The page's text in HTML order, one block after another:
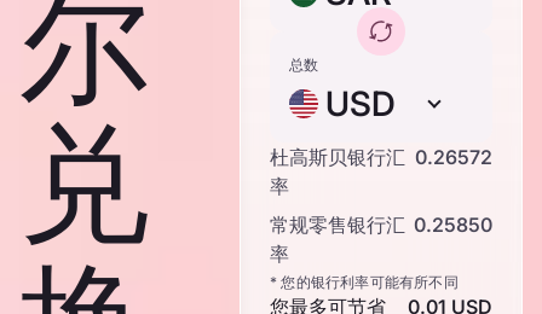
尔
兑
总数
USD
杜高斯贝银行汇
率
0.26572
常规零售银行汇
率
0.25850
* 您的银行利率可能有所不同
您最多可节省 0.01 USD